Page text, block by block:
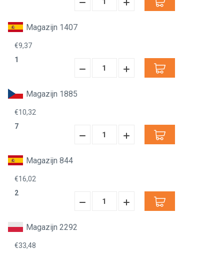
Hoeveelheid
Hoeveelheid
Magazijn 1407
€9,37
1
Hoeveelheid
Hoeveelheid
Magazijn 1885
€10,32
7
Hoeveelheid
Hoeveelheid
Magazijn 844
€16,02
2
Hoeveelheid
Hoeveelheid
Magazijn 2292
€33,48